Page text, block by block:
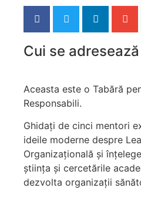
Cui se adresează
Aceasta este o Tabără
Responsabili.
Ghidați de cinci mentori
ideile moderne despre
Organizațională și
știința și cercetările
dezvolta organizații